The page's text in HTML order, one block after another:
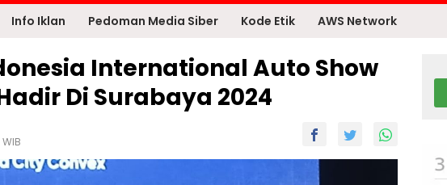
Info Iklan Pedoman Media Siber Kode Etik AWS Network
International Auto Show
Di Surabaya 2024